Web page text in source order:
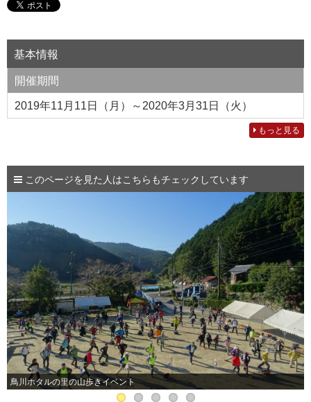
基本情報
開催期間
2019年11月11日（月）～2020年3月31日（火）
もっと見る
このページを見た人はこちらもチェックしています
鳥川ホタルの里の山歩きイベント